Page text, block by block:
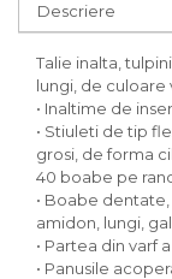
Descriere
Talie inalta,
lungi, de culoare
• Inaltime de
• Stiuleti de tip
grosi, de forma
40 boabe pe
• Boabe
amidon, lungi,
• Partea din varf
• Panusile